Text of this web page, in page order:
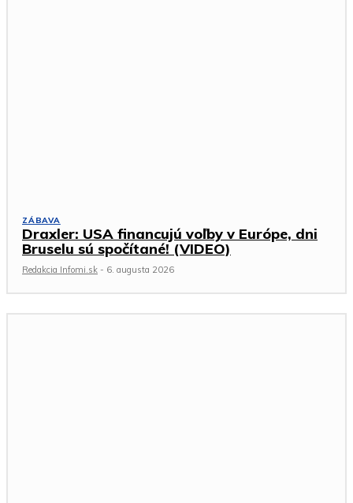
ZÁBAVA
Draxler: USA financujú voľby v Európe, dni
Bruselu sú spočítané! (VIDEO)
Redakcia Infomi.sk - 6. augusta 2026